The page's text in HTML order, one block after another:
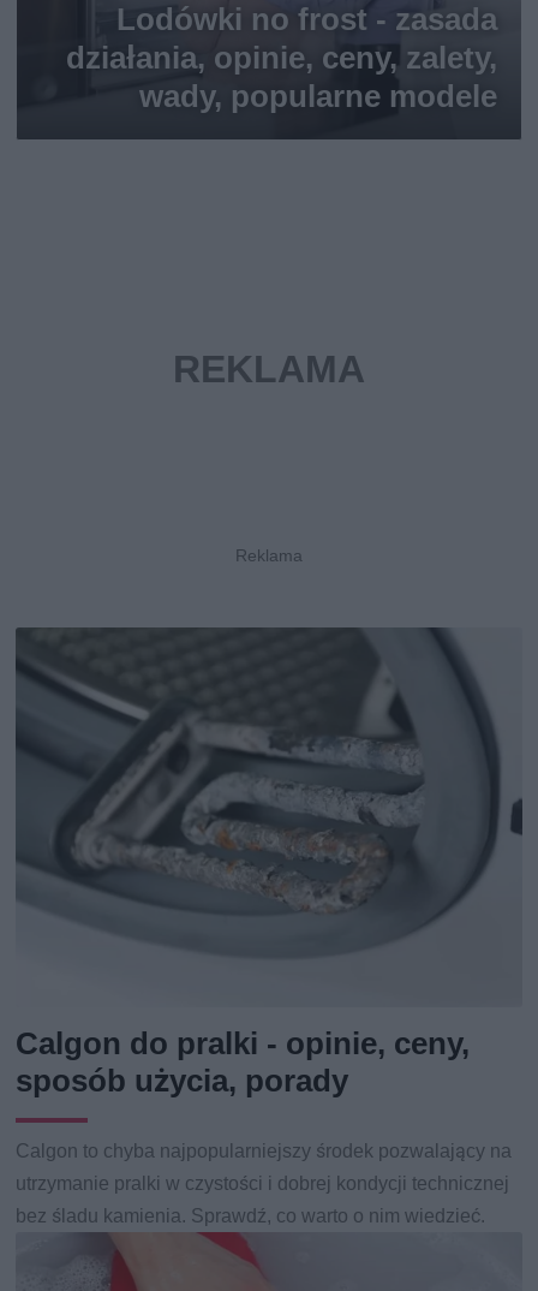
Lodówki no frost - zasada
działania, opinie, ceny, zalety,
wady, popularne modele
Calgon do pralki - opinie, ceny,
sposób użycia, porady
Calgon to chyba najpopularniejszy środek pozwalający na
utrzymanie pralki w czystości i dobrej kondycji technicznej
bez śladu kamienia. Sprawdź, co warto o nim wiedzieć.